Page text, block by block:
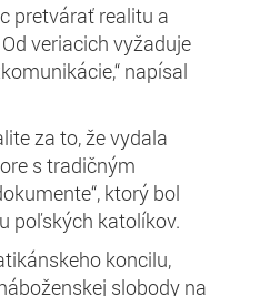
pretvárať realitu a
veriacich vyžaduje
napísal
za to, že vydala
s tradičným
ktorý bol
poľských katolíkov.
koncilu,
slobody na